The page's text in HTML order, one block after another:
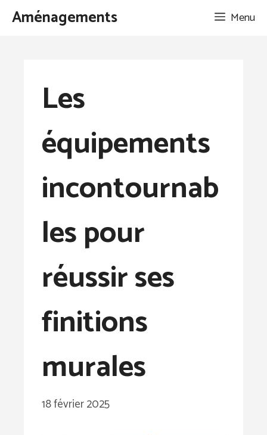
AllerAménagements Menu
Les
équipements
incontournab
les pour
réussir ses
finitions
murales
18 février 2025